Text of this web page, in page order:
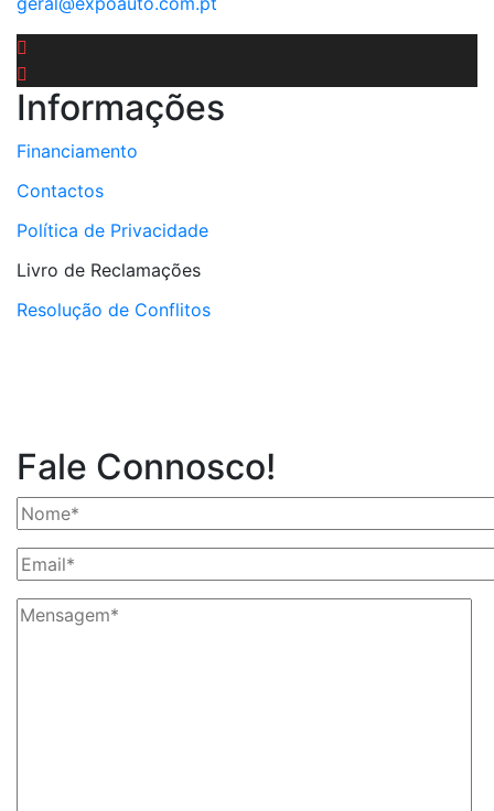
Informações
Financiamento
Contactos
Política de Privacidade
Livro de Reclamações
Resolução de Conflitos
Fale Connosco!